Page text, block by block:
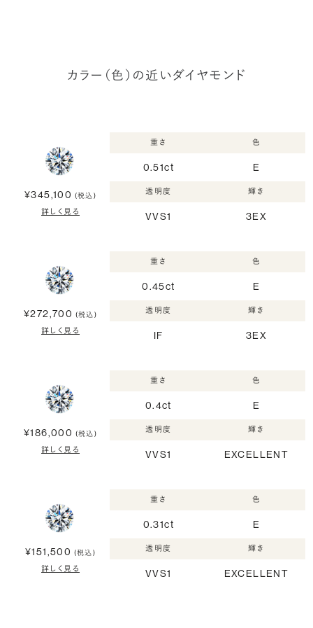
カラー（色）の近いダイヤモンド
¥345,100 (税込)
詳しく見る
重さ
0.51ct
色
E
透明度
VVS1
輝き
3EX
¥272,700 (税込)
詳しく見る
重さ
0.45ct
色
E
透明度
IF
輝き
3EX
¥186,000 (税込)
詳しく見る
重さ
0.4ct
色
E
透明度
VVS1
輝き
EXCELLENT
¥151,500 (税込)
詳しく見る
重さ
0.31ct
色
E
透明度
VVS1
輝き
EXCELLENT